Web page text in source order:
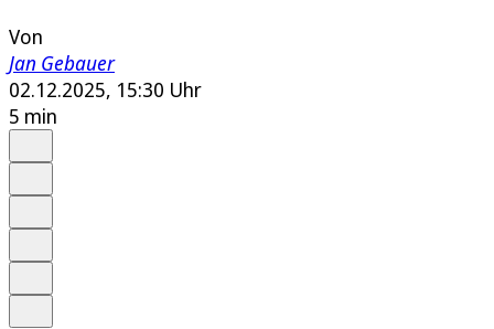
Von
Jan Gebauer
02.12.2025, 15:30 Uhr
5 min